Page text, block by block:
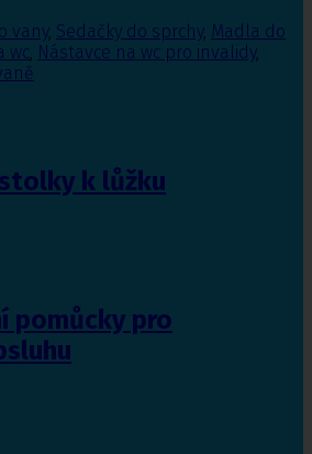
vany, Sedačky do sprchy, Madla do
wc, Nástavce na wc pro invalidy,
k lůžku
pomůcky pro